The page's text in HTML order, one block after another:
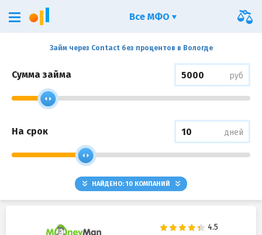
Займ через Contact без процентов в Вологде
Сумма займа руб
На срок дней
НАЙДЕНО:10 КОМПАНИЙ
Все МФО